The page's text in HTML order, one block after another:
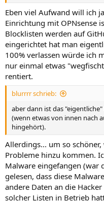
Eben viel Aufwand will ich
Einrichtung mit OPNsense
Blocklisten werden auf
eingerichtet hat man
100% verlassen würde ich
nur einmal etwas
rentiert.
blurrrr schrieb:
aber dann ist das
(wenn etwas von innen nach
hingehört).
Allerdings... um so
Probleme hinzu kommen.
Malware eingefangen (war
gelesen, dass diese
andere Daten an die
solcher Listen in Betrieb